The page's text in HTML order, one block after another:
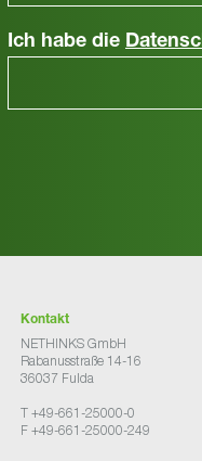
Ich habe die
Kontakt
NETHINKS GmbH
Rabanusstraße 14-16
36037 Fulda
T +49-661-25000-0
F +49-661-25000-249